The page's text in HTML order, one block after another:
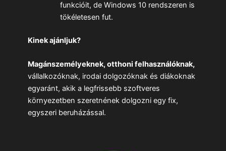
funkcióit, de Windows 10 rendszeren is
tökéletesen fut.
Kinek ajánljuk?
Magánszemélyeknek, otthoni felhasználóknak,
vállalkozóknak, irodai dolgozóknak és diákoknak
egyaránt, akik a legfrissebb szoftveres
környezetben szeretnének dolgozni egy fix,
egyszeri beruházással.